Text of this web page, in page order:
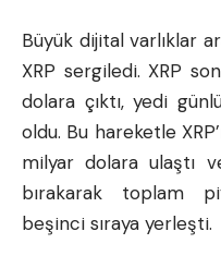
Büyük dijital varlıklar
XRP sergiledi. XRP
dolara çıktı, yedi
oldu. Bu hareketle
milyar dolara ulaştı
bırakarak toplam
beşinci sıraya yerleşti.